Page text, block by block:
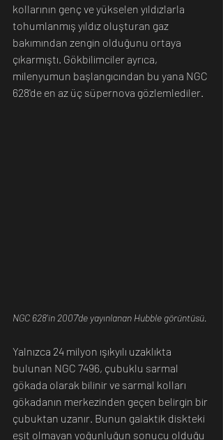
kollarının genç ve yükselen yıldızlarla
tohumlanmış yıldız oluşturan gaz
bakımından zengin olduğunu ortaya
çıkarmıştı. Gökbilimciler ayrıca,
milenyumun başlangıcından bu yana NGC
628'de en az üç süpernova gözlemlediler.
NGC 628'in 2007'de yayınlanan Hubble görüntüsü.
Yalnızca 24 milyon ışıkyılı uzaklıkta
bulunan NGC 7496, çubuklu sarmal
gökada olarak bilinir ve sarmal kolları
gökadanın merkezinden geçen belirgin bir
çubuktan uzanır. Bunun galaktik diskteki
eşit olmayan yoğunluğun sonucu olduğu